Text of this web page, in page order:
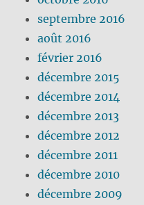
septembre 2016
août 2016
février 2016
décembre 2015
décembre 2014
décembre 2013
décembre 2012
décembre 2011
décembre 2010
décembre 2009